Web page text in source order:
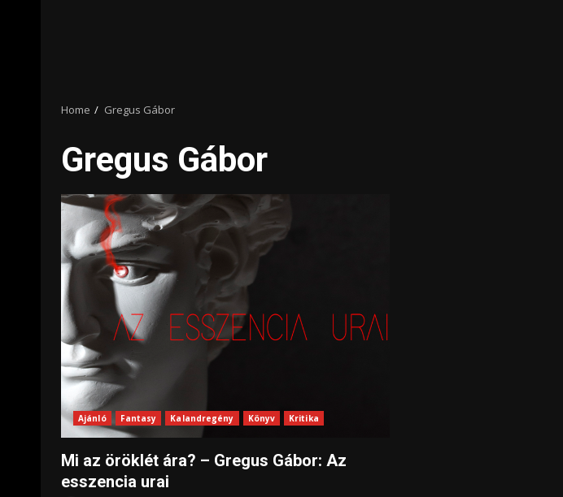
Home Gregus Gábor
Gregus Gábor
Ajánló Fantasy Kalandregény Könyv Kritika
Mi az öröklét ára? – Gregus Gábor: Az
esszencia urai